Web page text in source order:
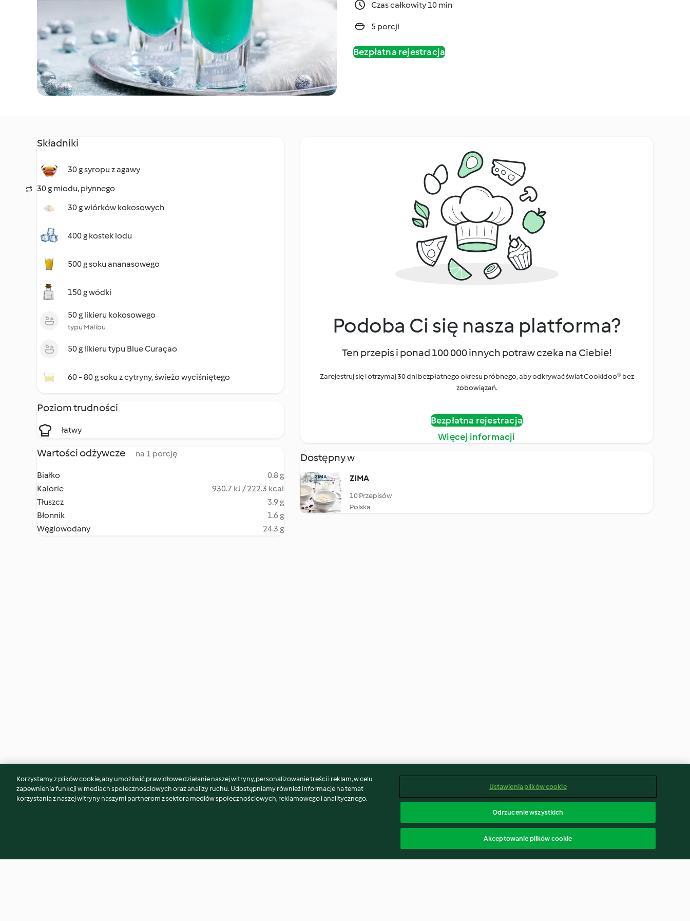
Czas całkowity 10 min
5 porcji
Bezpłatna rejestracja
Składniki
30 g syropu z agawy
30 g miodu, płynnego
30 g wiórków kokosowych
400 g kostek lodu
500 g soku ananasowego
150 g wódki
50 g likieru kokosowego
typu Malibu
50 g likieru typu Blue Curaçao
60 - 80 g soku z cytryny, świeżo wyciśniętego
Poziom trudności
łatwy
Wartości odżywcze na 1 porcję
Białko
0.8 g
Kalorie
930.7 kJ / 222.3 kcal
Tłuszcz
3.9 g
Błonnik
1.6 g
Węglowodany
24.3 g
Podoba Ci się nasza platforma?
Ten przepis i ponad 100 000 innych potraw czeka na Ciebie!
Zarejestruj się i otrzymaj 30 dni bezpłatnego okresu próbnego, aby odkrywać świat Cookidoo® bez
zobowiązań.
Bezpłatna rejestracja
Więcej informacji
Dostępny w
ZIMA
10 Przepisów
Polska
Może spodoba Ci się również...
Korzystamy z plików cookie, aby umożliwić prawidłowe działanie naszej witryny, personalizowanie treści i reklam, w celu
zapewnienia funkcji w mediach społecznościowych oraz analizy ruchu. Udostępniamy również informacje na temat
korzystania z naszej witryny naszymi partnerom z sektora mediów społecznościowych, reklamowego i analitycznego.
Ustawienia plików cookie
Odrzucenie wszystkich
Akceptowanie plików cookie